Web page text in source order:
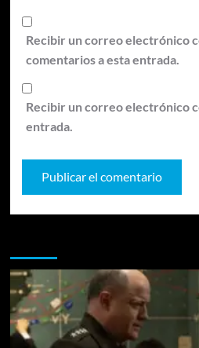
Recibir un correo electrónico
comentarios a esta entrada.
Recibir un correo electrónico
entrada.